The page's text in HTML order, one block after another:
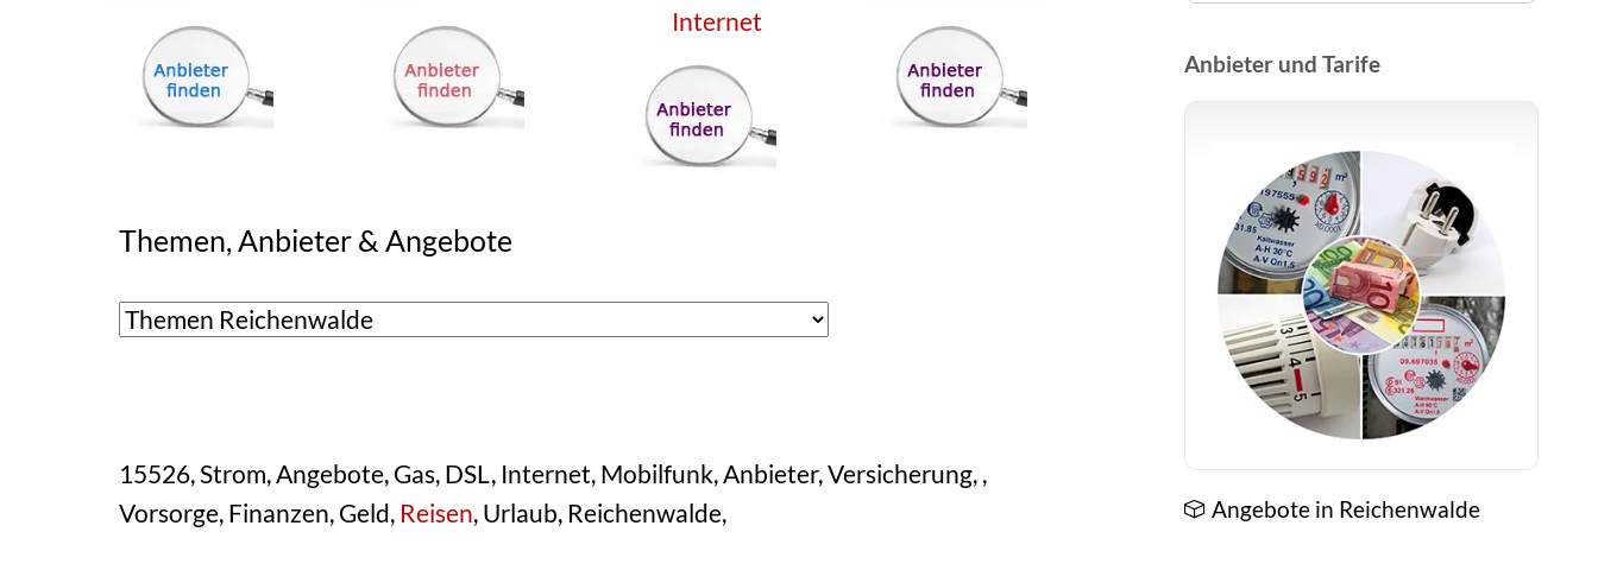
Internet
Themen, Anbieter & Angebote
15526, Strom, Angebote, Gas, DSL, Internet, Mobilfunk, Anbieter, Versicherung, ,
Vorsorge, Finanzen, Geld, Reisen, Urlaub, Reichenwalde,
Anbieter und Tarife
Angebote in Reichenwalde